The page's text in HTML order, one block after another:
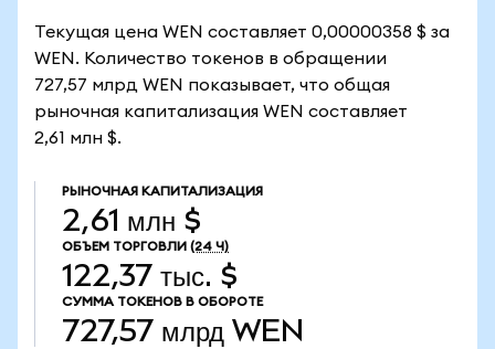
Текущая цена WEN составляет 0,00000358 $ за
WEN. Количество токенов в обращении
727,57 млрд WEN показывает, что общая
рыночная капитализация WEN составляет
2,61 млн $.
РЫНОЧНАЯ КАПИТАЛИЗАЦИЯ
2,61 млн $
ОБЪЕМ ТОРГОВЛИ (24 Ч)
122,37 тыс. $
СУММА ТОКЕНОВ В ОБОРОТЕ
727,57 млрд WEN